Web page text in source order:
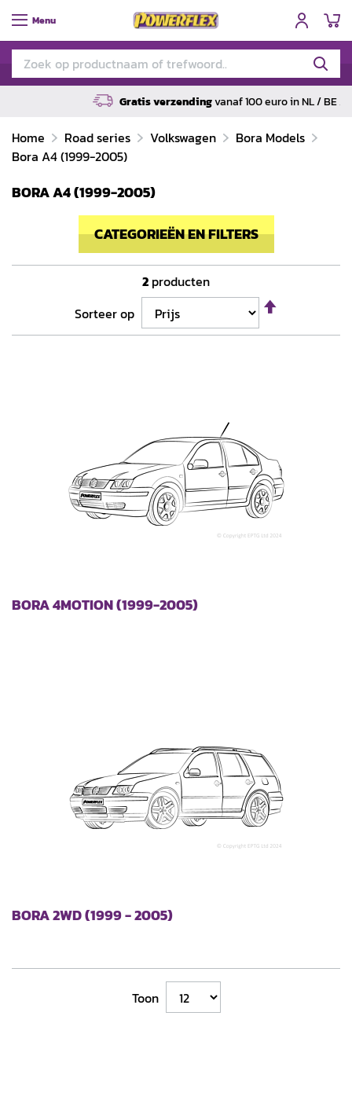
Menu
Gratis verzendingvanaf 100 euro in NL / BE / DE
Home Road series Volkswagen
Bora Models
Bora A4 (1999-2005)
BORA A4 (1999-2005)
CATEGORIEËN EN FILTERS
2 producten
Sorteer op
naar
BORA 4MOTION (1999-2005)
BORA 2WD (1999 - 2005)
Toon